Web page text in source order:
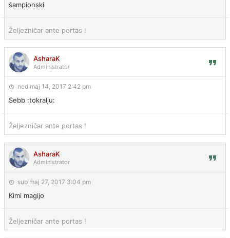
šampionski
Željezničar ante portas !
AsharaK
Administrator
ned maj 14, 2017 2:42 pm
Sebb :tokralju:
Željezničar ante portas !
AsharaK
Administrator
sub maj 27, 2017 3:04 pm
Kimi magijo
Željezničar ante portas !